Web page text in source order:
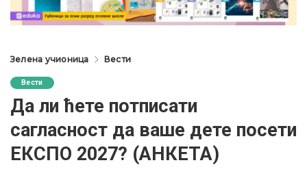
Зелена учионица Вести
Вести
Да ли ћете потписати
сагласност да ваше дете посети
ЕКСПО 2027? (АНКЕТА)